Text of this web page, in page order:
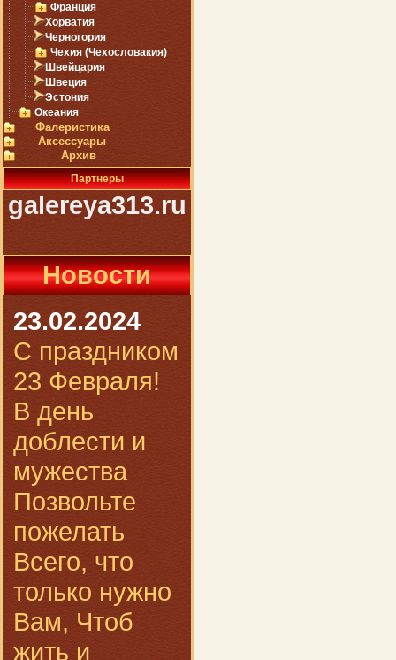
Франция
Хорватия
Черногория
Чехия (Чехословакия)
Швейцария
Швеция
Эстония
Океания
Фалеристика
Аксессуары
Архив
Партнеры
galereya313.ru
Новости
23.02.2024
С праздником
23 Февраля!
В день
доблести и
мужества
Позвольте
пожелать
Всего, что
только нужно
Вам, Чтоб
жить и